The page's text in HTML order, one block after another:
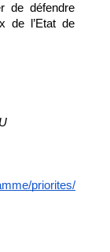
de défendre
de l’Etat de
priorites/